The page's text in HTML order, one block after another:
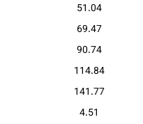
51.04
69.47
90.74
114.84
141.77
4.51